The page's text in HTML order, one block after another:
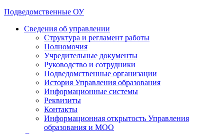
Подведомственные ОУ
Сведения об управлении
Структура и регламент работы
Полномочия
Учредительные документы
Руководство и сотрудники
Подведомственные организации
История Управления образования
Информационные системы
Реквизиты
Контакты
Информационная открытость Управления
образования и МОО